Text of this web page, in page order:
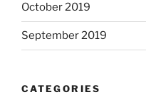
October 2019
September 2019
CATEGORIES